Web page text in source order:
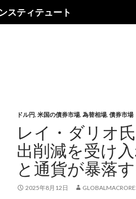
スティテュート
ドル円, 米国の債券市場, 為替相場, 債券市場
レイ・ダリオ
出削減を受け
と通貨が暴落
2025年8月12日